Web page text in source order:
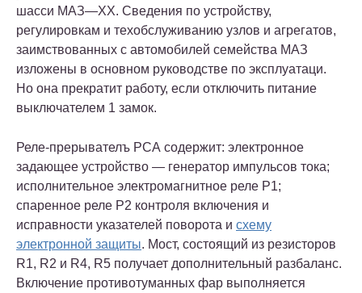
шасси МАЗ—ХХ. Сведения по устройству,
регулировкам и техобслуживанию узлов и агрегатов,
заимствованных с автомобилей семейства МАЗ
изложены в основном руководстве по эксплуатаци.
Но она прекратит работу, если отключить питание
выключателем 1 замок.
Реле-прерывателъ РСА содержит: электронное
задающее устройство — генератор импульсов тока;
исполнительное электромагнитное реле Р1;
спаренное реле Р2 контроля включения и
исправности указателей поворота и схему
электронной защиты. Мост, состоящий из резисторов
R1, R2 и R4, R5 получает дополнительный разбаланс.
Включение противотуманных фар выполняется